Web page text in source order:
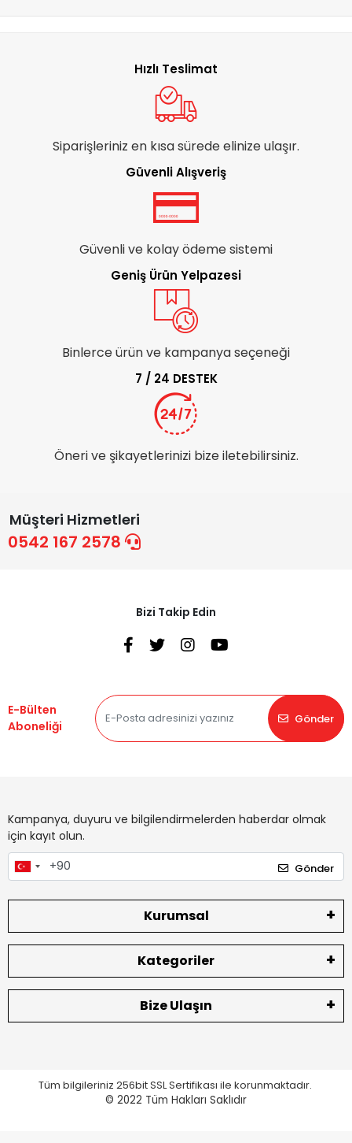
Hızlı Teslimat
Siparişleriniz en kısa sürede elinize ulaşır.
Güvenli Alışveriş
Güvenli ve kolay ödeme sistemi
Geniş Ürün Yelpazesi
Binlerce ürün ve kampanya seçeneği
7 / 24 DESTEK
Öneri ve şikayetlerinizi bize iletebilirsiniz.
Müşteri Hizmetleri
0542 167 2578
Bizi Takip Edin
E-Bülten
Aboneliği
Gönder
Kampanya, duyuru ve bilgilendirmelerden haberdar olmak
için kayıt olun.
Gönder
Kurumsal
Kategoriler
Bize Ulaşın
Tüm bilgileriniz 256bit SSL Sertifikası ile korunmaktadır.
© 2022 Tüm Hakları Saklıdır